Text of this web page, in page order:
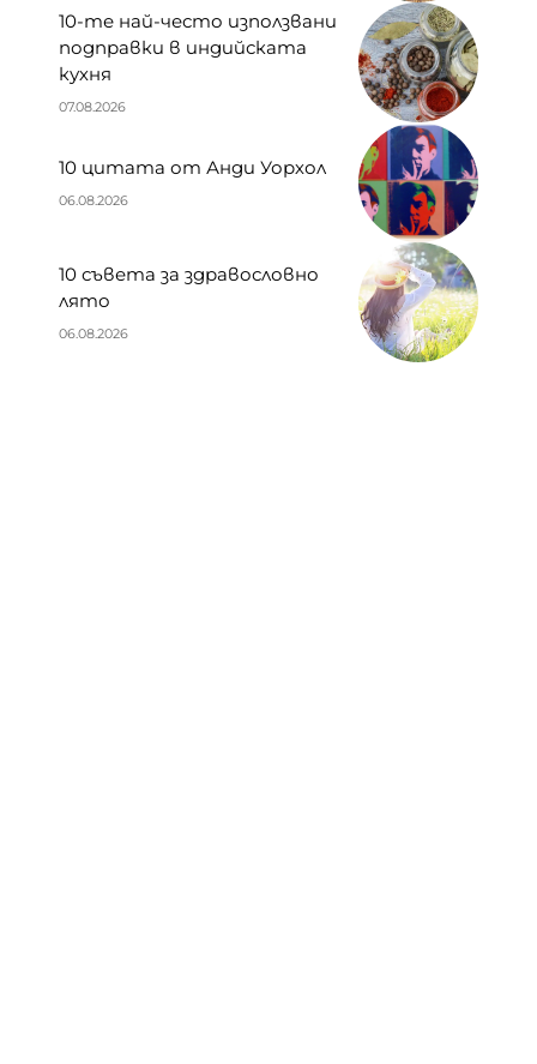
10-те най-често използвани
подправки в индийската
кухня
07.08.2026
10 цитата от Анди Уорхол
06.08.2026
10 съвета за здравословно
лято
06.08.2026